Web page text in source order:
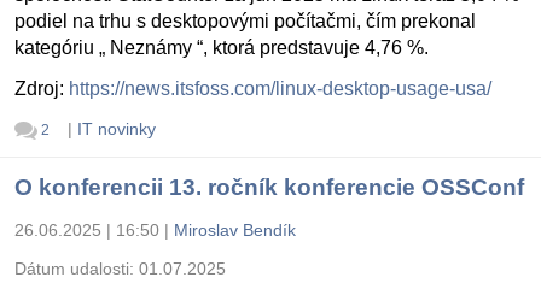
podiel na trhu s desktopovými počítačmi, čím prekonal
kategóriu „ Neznámy “, ktorá predstavuje 4,76 %.
Zdroj: https://news.itsfoss.com/linux-desktop-usage-usa/
2 | IT novinky
O konferencii 13. ročník konferencie OSSConf
26.06.2025 | 16:50 | Miroslav Bendík
Dátum udalosti: 01.07.2025